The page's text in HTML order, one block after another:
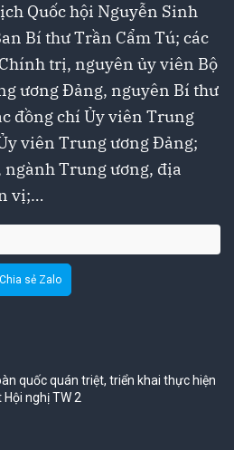
Quốc hội Nguyễn Sinh
Bí thư Trần Cẩm Tú; các
trị, nguyên ủy viên Bộ
ương Đảng, nguyên Bí thư
đồng chí Ủy viên Trung
viên Trung ương Đảng;
ngành Trung ương, địa
vị;…
Chia sẻ Zalo
quốc quán triệt, triển khai thực hiện
Hội nghị TW 2